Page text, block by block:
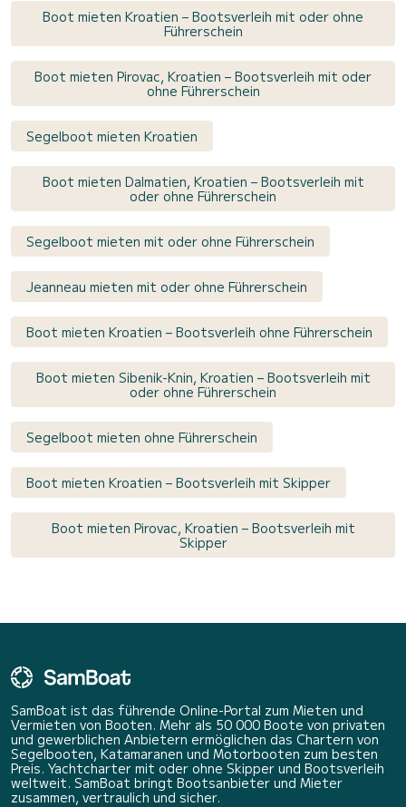
Boot mieten Kroatien – Bootsverleih mit oder ohne
Führerschein
Boot mieten Pirovac, Kroatien – Bootsverleih mit oder
ohne Führerschein
Segelboot mieten Kroatien
Boot mieten Dalmatien, Kroatien – Bootsverleih mit
oder ohne Führerschein
Segelboot mieten mit oder ohne Führerschein
Jeanneau mieten mit oder ohne Führerschein
Boot mieten Kroatien – Bootsverleih ohne Führerschein
Boot mieten Sibenik-Knin, Kroatien – Bootsverleih mit
oder ohne Führerschein
Segelboot mieten ohne Führerschein
Boot mieten Kroatien – Bootsverleih mit Skipper
Boot mieten Pirovac, Kroatien – Bootsverleih mit
Skipper
SamBoat ist das führende Online-Portal zum Mieten und
Vermieten von Booten. Mehr als 50 000 Boote von privaten
und gewerblichen Anbietern ermöglichen das Chartern von
Segelbooten, Katamaranen und Motorbooten zum besten
Preis. Yachtcharter mit oder ohne Skipper und Bootsverleih
weltweit. SamBoat bringt Bootsanbieter und Mieter
zusammen, vertraulich und sicher.